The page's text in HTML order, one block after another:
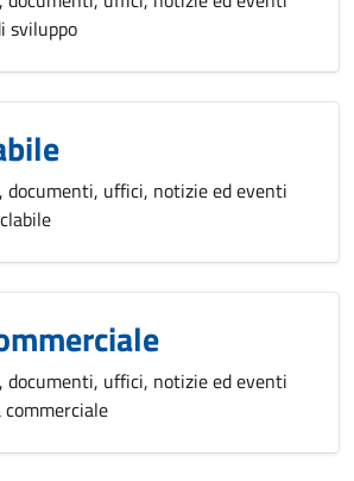
sviluppo
documenti, uffici, notizie ed eventi
documenti, uffici, notizie ed eventi